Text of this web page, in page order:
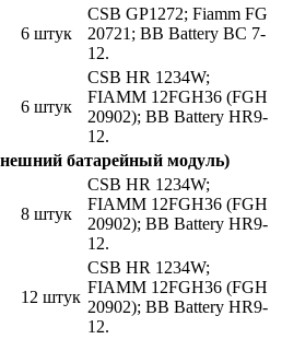
6 штук
CSB GP1272; Fiamm FG
20721; BB Battery BC 7-
12.
6 штук
CSB HR 1234W;
FIAMM 12FGH36 (FGH
20902); BB Battery HR9-
12.
батарейный модуль)
8 штук
CSB HR 1234W;
FIAMM 12FGH36 (FGH
20902); BB Battery HR9-
12.
12 штук
CSB HR 1234W;
FIAMM 12FGH36 (FGH
20902); BB Battery HR9-
12.